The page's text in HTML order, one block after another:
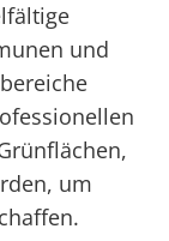
und
um